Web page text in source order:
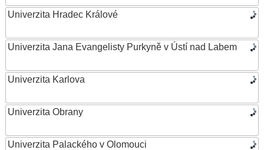
Univerzita Hradec Králové
Univerzita Jana Evangelisty Purkyně v Ústí nad Labem
Univerzita Karlova
Univerzita Obrany
Univerzita Palackého v Olomouci